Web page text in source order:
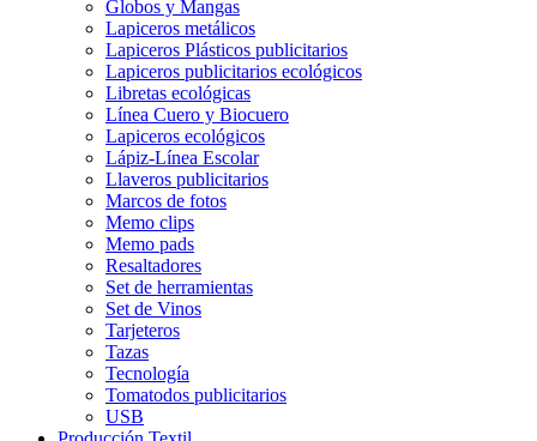
Globos y Mangas
Lapiceros metálicos
Lapiceros Plásticos publicitarios
Lapiceros publicitarios ecológicos
Libretas ecológicas
Línea Cuero y Biocuero
Lapiceros ecológicos
Lápiz-Línea Escolar
Llaveros publicitarios
Marcos de fotos
Memo clips
Memo pads
Resaltadores
Set de herramientas
Set de Vinos
Tarjeteros
Tazas
Tecnología
Tomatodos publicitarios
USB